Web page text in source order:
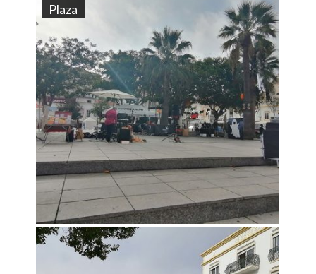
Plaza